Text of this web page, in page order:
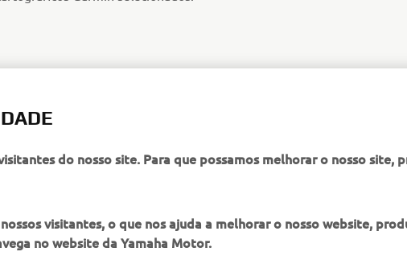
do nosso site. Para que possamos melhorar o nosso site,
visitantes, o que nos ajuda a melhorar o nosso website,
no website da Yamaha Motor.